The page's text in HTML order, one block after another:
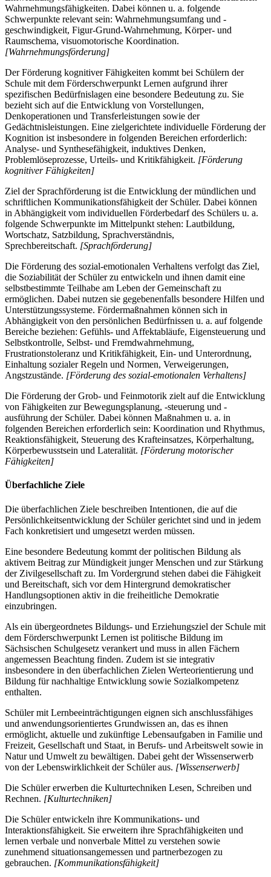
Wahrnehmungsfähigkeiten. Dabei können u. a. folgende
Schwerpunkte relevant sein: Wahrnehmungsumfang und -
geschwindigkeit, Figur-Grund-Wahrnehmung, Körper- und
Raumschema, visuomotorische Koordination.
[Wahrnehmungsförderung]
Der Förderung kognitiver Fähigkeiten kommt bei Schülern der
Schule mit dem Förderschwerpunkt Lernen aufgrund ihrer
spezifischen Bedürfnislagen eine besondere Bedeutung zu. Sie
bezieht sich auf die Entwicklung von Vorstellungen,
Denkoperationen und Transferleistungen sowie der
Gedächtnisleistungen. Eine zielgerichtete individuelle Förderung der
Kognition ist insbesondere in folgenden Bereichen erforderlich:
Analyse- und Synthesefähigkeit, induktives Denken,
Problemlöseprozesse, Urteils- und Kritikfähigkeit. [Förderung
kognitiver Fähigkeiten]
Ziel der Sprachförderung ist die Entwicklung der mündlichen und
schriftlichen Kommunikationsfähigkeit der Schüler. Dabei können
in Abhängigkeit vom individuellen Förderbedarf des Schülers u. a.
folgende Schwerpunkte im Mittelpunkt stehen: Lautbildung,
Wortschatz, Satzbildung, Sprachverständnis,
Sprechbereitschaft. [Sprachförderung]
Die Förderung des sozial-emotionalen Verhaltens verfolgt das Ziel,
die Soziabilität der Schüler zu entwickeln und ihnen damit eine
selbstbestimmte Teilhabe am Leben der Gemeinschaft zu
ermöglichen. Dabei nutzen sie gegebenenfalls besondere Hilfen und
Unterstützungssysteme. Fördermaßnahmen können sich in
Abhängigkeit von den persönlichen Bedürfnissen u. a. auf folgende
Bereiche beziehen: Gefühls- und Affektabläufe, Eigensteuerung und
Selbstkontrolle, Selbst- und Fremdwahrnehmung,
Frustrationstoleranz und Kritikfähigkeit, Ein- und Unterordnung,
Einhaltung sozialer Regeln und Normen, Verweigerungen,
Angstzustände. [Förderung des sozial-emotionalen Verhaltens]
Die Förderung der Grob- und Feinmotorik zielt auf die Entwicklung
von Fähigkeiten zur Bewegungsplanung, -steuerung und -
ausführung der Schüler. Dabei können Maßnahmen u. a. in
folgenden Bereichen erforderlich sein: Koordination und Rhythmus,
Reaktionsfähigkeit, Steuerung des Krafteinsatzes, Körperhaltung,
Körperbewusstsein und Lateralität. [Förderung motorischer
Fähigkeiten]
Überfachliche Ziele
Die überfachlichen Ziele beschreiben Intentionen, die auf die
Persönlichkeitsentwicklung der Schüler gerichtet sind und in jedem
Fach konkretisiert und umgesetzt werden müssen.
Eine besondere Bedeutung kommt der politischen Bildung als
aktivem Beitrag zur Mündigkeit junger Menschen und zur Stärkung
der Zivilgesellschaft zu. Im Vordergrund stehen dabei die Fähigkeit
und Bereitschaft, sich vor dem Hintergrund demokratischer
Handlungsoptionen aktiv in die freiheitliche Demokratie
einzubringen.
Als ein übergeordnetes Bildungs- und Erziehungsziel der Schule mit
dem Förderschwerpunkt Lernen ist politische Bildung im
Sächsischen Schulgesetz verankert und muss in allen Fächern
angemessen Beachtung finden. Zudem ist sie integrativ
insbesondere in den überfachlichen Zielen Werteorientierung und
Bildung für nachhaltige Entwicklung sowie Sozialkompetenz
enthalten.
Schüler mit Lernbeeinträchtigungen eignen sich anschlussfähiges
und anwendungsorientiertes Grundwissen an, das es ihnen
ermöglicht, aktuelle und zukünftige Lebensaufgaben in Familie und
Freizeit, Gesellschaft und Staat, in Berufs- und Arbeitswelt sowie in
Natur und Umwelt zu bewältigen. Dabei geht der Wissenserwerb
von der Lebenswirklichkeit der Schüler aus. [Wissenserwerb]
Die Schüler erwerben die Kulturtechniken Lesen, Schreiben und
Rechnen. [Kulturtechniken]
Die Schüler entwickeln ihre Kommunikations- und
Interaktionsfähigkeit. Sie erweitern ihre Sprachfähigkeiten und
lernen verbale und nonverbale Mittel zu verstehen sowie
zunehmend situationsangemessen und partnerbezogen zu
gebrauchen. [Kommunikationsfähigkeit]